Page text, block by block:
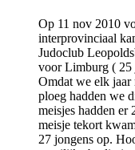
Op 11 nov 2010
interprovinciaal
Judoclub
voor Limburg ( 25
Omdat we elk jaar
ploeg hadden we
meisjes hadden er
meisje tekort
27 jongens op.